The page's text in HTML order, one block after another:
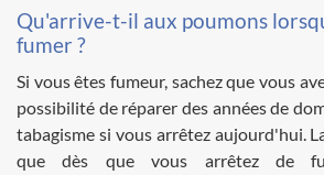
Qu'arrive-t-il aux poumons
fumer ?
Si vous êtes fumeur, sachez que vous
possibilité de réparer des années de
tabagisme si vous arrêtez aujourd'hui.
que dès que vous arrêtez de